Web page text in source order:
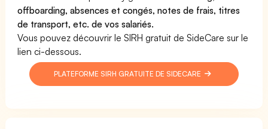
offboarding, absences et congés, notes de frais, titres
de transport, etc. de vos salariés.
Vous pouvez découvrir le SIRH gratuit de SideCare sur le
lien ci-dessous.
PLATEFORME SIRH GRATUITE DE SIDECARE